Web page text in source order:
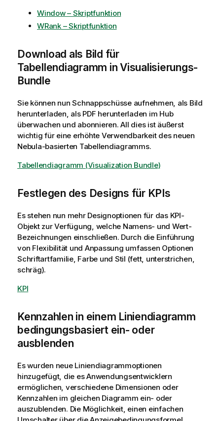
Window – Skriptfunktion
WRank – Skriptfunktion
Download als Bild für
Tabellendiagramm in Visualisierungs-
Bundle
Sie können nun Schnappschüsse aufnehmen, als Bild
herunterladen, als PDF herunterladen im Hub
überwachen und abonnieren. All dies ist äußerst
wichtig für eine erhöhte Verwendbarkeit des neuen
Nebula-basierten Tabellendiagramms.
Tabellendiagramm (Visualization Bundle)
Festlegen des Designs für KPIs
Es stehen nun mehr Designoptionen für das KPI-
Objekt zur Verfügung, welche Namens- und Wert-
Bezeichnungen einschließen. Durch die Einführung
von Flexibilität und Anpassung umfassen Optionen
Schriftartfamilie, Farbe und Stil (fett, unterstrichen,
schräg).
KPI
Kennzahlen in einem Liniendiagramm
bedingungsbasiert ein- oder
ausblenden
Es wurden neue Liniendiagrammoptionen
hinzugefügt, die es Anwendungsentwicklern
ermöglichen, verschiedene Dimensionen oder
Kennzahlen im gleichen Diagramm ein- oder
auszublenden. Die Möglichkeit, einen einfachen